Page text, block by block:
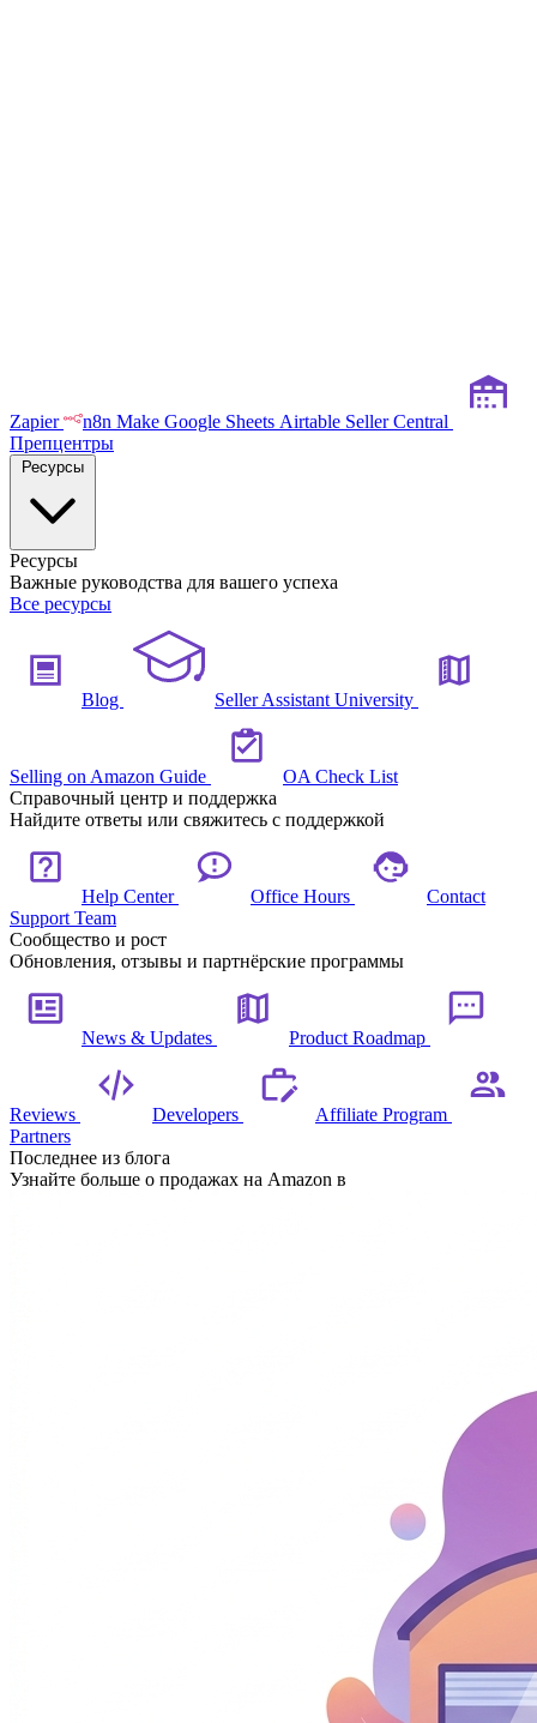
Zapier n8n Make Google Sheets Airtable Seller Central
Препцентры
Ресурсы
Важные руководства для вашего успеха
Все ресурсы
Blog Seller Assistant University
Selling on Amazon Guide
OA Check List
Справочный центр и поддержка
Найдите ответы или свяжитесь с поддержкой
Help Center Office Hours
Contact
Support Team
Сообщество и рост
Обновления, отзывы и партнёрские программы
News & Updates Product Roadmap
Reviews Developers
Affiliate Program
Partners
Последнее из блога
Узнайте больше о продажах на Amazon в